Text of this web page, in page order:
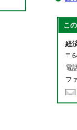
こ
経
〒
電
フ